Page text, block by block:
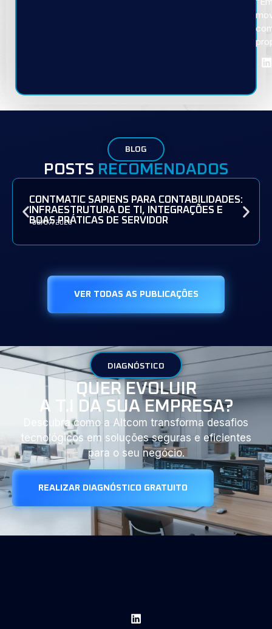
BLOG
POSTS RECOMENDADOS
CONTMATIC SAPIENS PARA CONTABILIDADES:
INFRAESTRUTURA DE TI, INTEGRAÇÕES E
BOAS PRÁTICAS DE SERVIDOR
08/07/2026
VER TODAS AS PUBLICAÇÕES
DIAGNÓSTICO
QUER EVOLUIR
A T.I DA SUA EMPRESA?
Descubra como a Altcom transforma desafios
tecnológicos em soluções seguras e eficientes
para o seu negócio.
REALIZAR DIAGNÓSTICO GRATUITO